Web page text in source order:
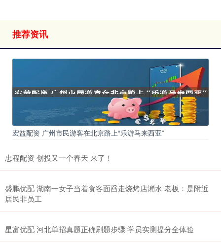
推荐资讯
宏益配资 广州市民游客在北京路上“乐游马来西亚”
忠程配资 创投又一个春天 来了！
盛鹏优配 湖南一女子当着食客面舀走烧烤店潲水 老板：是附近
居民非员工
星富优配 河北单招真题正确刷题步骤 学员实测提分全体验